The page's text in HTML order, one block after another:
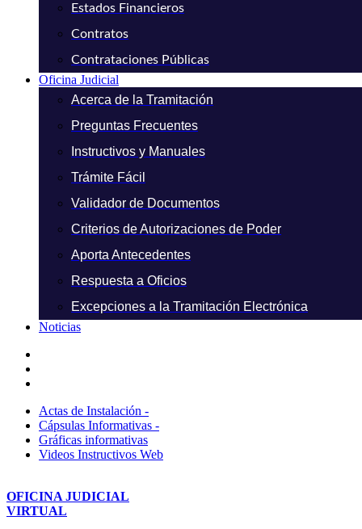
Estados Financieros
Contratos
Contrataciones Públicas
Oficina Judicial
Acerca de la Tramitación
Preguntas Frecuentes
Instructivos y Manuales
Trámite Fácil
Validador de Documentos
Criterios de Autorizaciones de Poder
Aporta Antecedentes
Respuesta a Oficios
Excepciones a la Tramitación Electrónica
Noticias
Actas de Instalación -
Cápsulas Informativas -
Gráficas informativas
Videos Instructivos Web
OFICINA JUDICIAL
VIRTUAL